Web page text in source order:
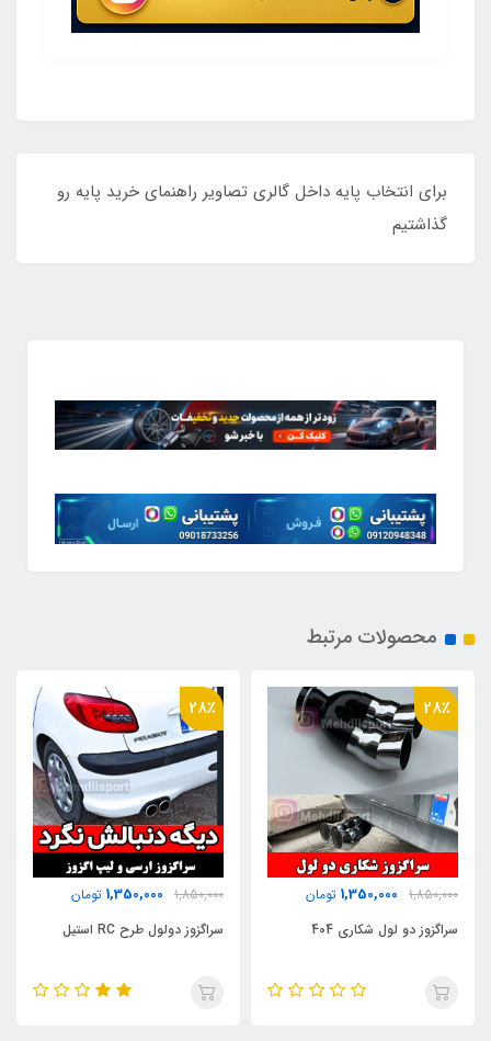
برای انتخاب پایه داخل گالری تصاویر راهنمای خرید پایه رو
گذاشتیم
محصولات مرتبط
28٪
1,850,000
1,350,000 تومان
سراگزوز دو لول شکاری 404
28٪
1,850,000
1,350,000 تومان
سراگزوز دولول طرح RC استیل